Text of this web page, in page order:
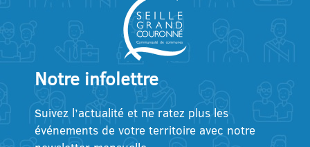
Notre infolettre
Suivez l’actualité et ne ratez plus les
événements de votre territoire avec notre